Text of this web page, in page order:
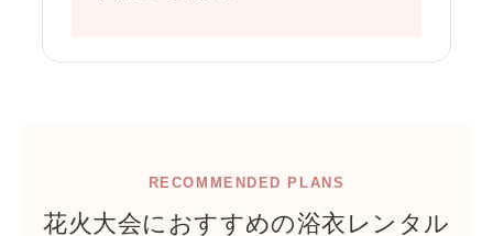
RECOMMENDED PLANS
花火大会におすすめの浴衣レンタル